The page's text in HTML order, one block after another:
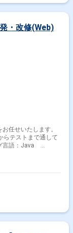
・改修(Web)
任せいたします。
らテストまで通して
■その他：